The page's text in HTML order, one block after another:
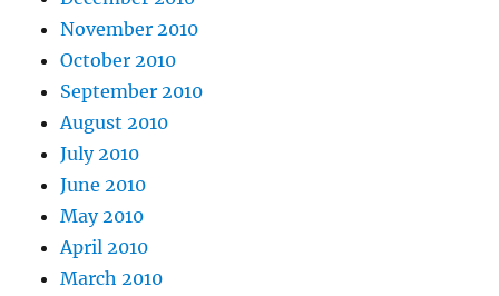
November 2010
October 2010
September 2010
August 2010
July 2010
June 2010
May 2010
April 2010
March 2010